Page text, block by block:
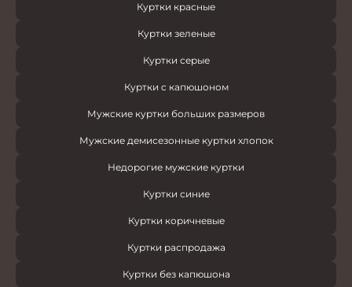
Куртки красные
Куртки зеленые
Куртки серые
Куртки с капюшоном
Мужские куртки больших размеров
Мужские демисезонные куртки хлопок
Недорогие мужские куртки
Куртки синие
Куртки коричневые
Куртки распродажа
Куртки без капюшона